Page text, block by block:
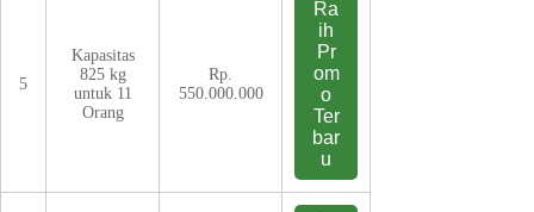
5
Kapasitas
825 kg
untuk 11
Orang
Rp.
550.000.000
Ra
ih
Pr
om
o
Ter
bar
u